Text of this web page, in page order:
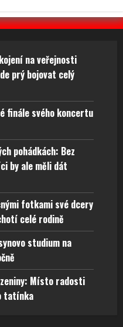
na veřejnosti
prý bojovat celý
finále svého koncertu
pohádkách: Bez
by ale měli dát
fotkami své dcery
celé rodině
studium na
Místo radosti
tatínka